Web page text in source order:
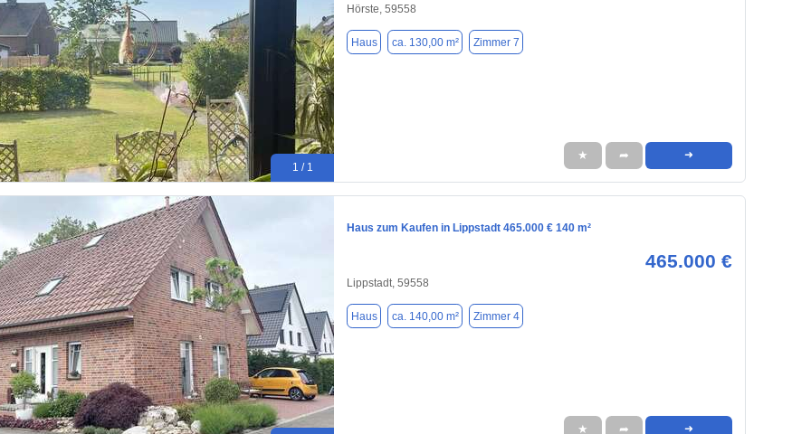
1 / 1
Hörste, 59558
Haus ca. 130,00 m² Zimmer 7
★ ➦ ➜
Haus zum Kaufen in Lippstadt 465.000 € 140 m²
465.000 €
Lippstadt, 59558
Haus ca. 140,00 m² Zimmer 4
★ ➦ ➜